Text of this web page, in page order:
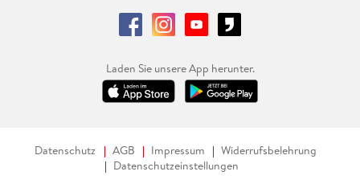
Laden Sie unsere App herunter.
Datenschutz AGB Impressum
Widerrufsbelehrung
Datenschutzeinstellungen